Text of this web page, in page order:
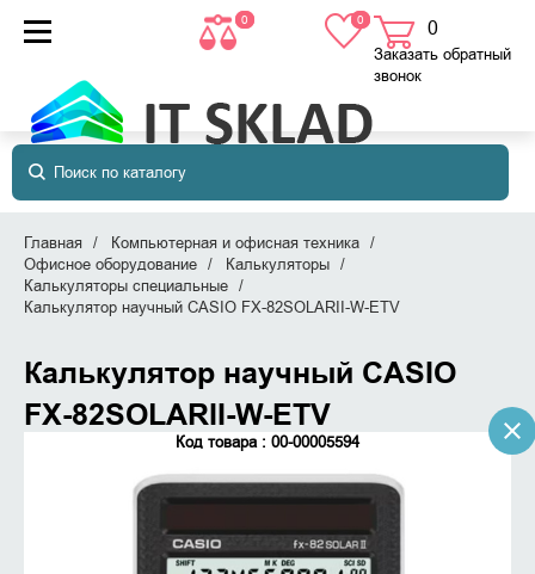
0 0 0
в корзине
Заказать обратный
звонок
Главная
Компьютерная и офисная техника
Офисное оборудование
Калькуляторы
Калькуляторы специальные
Калькулятор научный CASIO FX-82SOLARII-W-ETV
Калькулятор научный CASIO
FX-82SOLARII-W-ETV
Код товара : 00-00005594